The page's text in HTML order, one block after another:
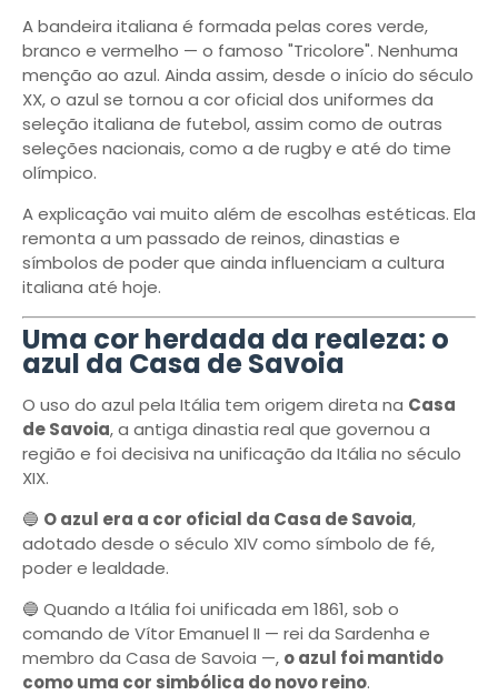
A bandeira italiana é formada pelas cores verde,
branco e vermelho — o famoso "Tricolore". Nenhuma
menção ao azul. Ainda assim, desde o início do século
XX, o azul se tornou a cor oficial dos uniformes da
seleção italiana de futebol, assim como de outras
seleções nacionais, como a de rugby e até do time
olímpico.
A explicação vai muito além de escolhas estéticas. Ela
remonta a um passado de reinos, dinastias e
símbolos de poder que ainda influenciam a cultura
italiana até hoje.
Uma cor herdada da realeza: o
azul da Casa de Savoia
O uso do azul pela Itália tem origem direta na Casa
de Savoia, a antiga dinastia real que governou a
região e foi decisiva na unificação da Itália no século
XIX.
🔵 O azul era a cor oficial da Casa de Savoia,
adotado desde o século XIV como símbolo de fé,
poder e lealdade.
🔵 Quando a Itália foi unificada em 1861, sob o
comando de Vítor Emanuel II — rei da Sardenha e
membro da Casa de Savoia —, o azul foi mantido
como uma cor simbólica do novo reino.